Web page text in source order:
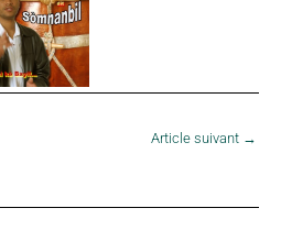
Article suivant →